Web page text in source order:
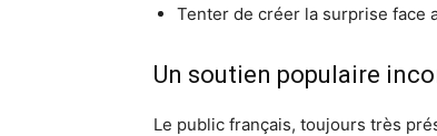
Tenter de créer la surprise face
Un soutien populaire
Le public français, toujours très